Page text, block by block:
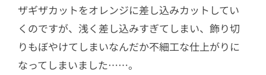
ザギザカットをオレンジに差し込みカットしてい
くのですが、浅く差し込みすぎてしまい、飾り切
りもぼやけてしまいなんだか不細工な仕上がりに
なってしまいました……。